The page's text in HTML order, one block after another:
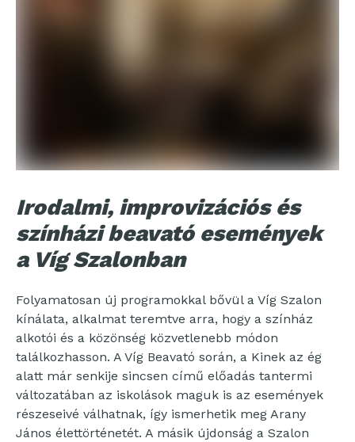
Irodalmi, improvizációs és
színházi beavató események
a Víg Szalonban
Folyamatosan új programokkal bővül a Víg Szalon
kínálata, alkalmat teremtve arra, hogy a színház
alkotói és a közönség közvetlenebb módon
találkozhasson. A Víg Beavató során, a Kinek az ég
alatt már senkije sincsen című előadás tantermi
változatában az iskolások maguk is az események
részeseivé válhatnak, így ismerhetik meg Arany
János élettörténetét. A másik újdonság a Szalon